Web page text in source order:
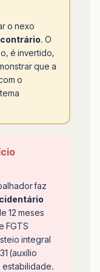
o nexo
. O
é invertido,
que a
o
faz
12 meses
FGTS
integral
(auxílio
estabilidade.